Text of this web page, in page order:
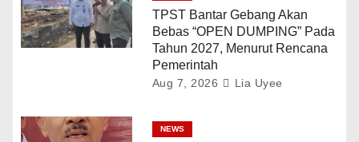
TPST Bantar Gebang Akan
Bebas “OPEN DUMPING” Pada
Tahun 2027, Menurut Rencana
Pemerintah
Aug 7, 2026 Lia Uyee
NEWS